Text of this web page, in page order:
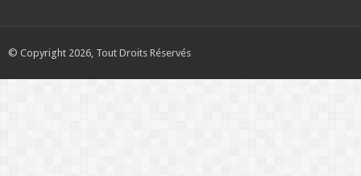
© Copyright 2026, Tout Droits Réservés